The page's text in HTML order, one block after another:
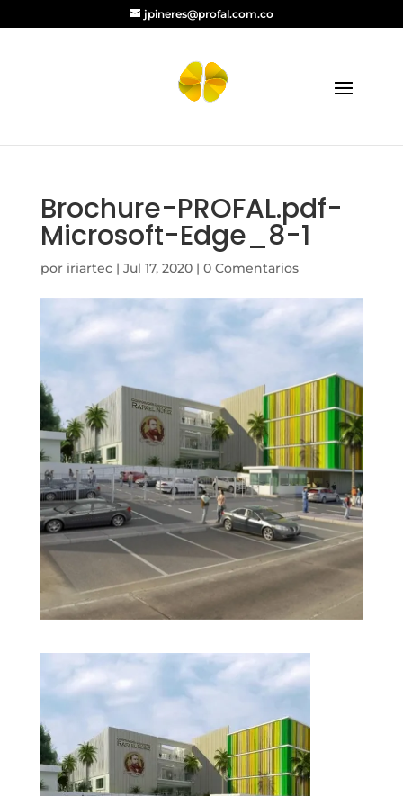
jpineres@profal.com.co
Brochure-PROFAL.pdf-
Microsoft-Edge_8-1
por iriartec| Jul 17, 2020| 0 Comentarios